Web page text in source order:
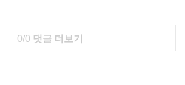
0/0 댓글 더보기